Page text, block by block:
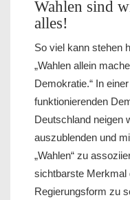
Wahlen sind
alles!
So viel kann stehen
„Wahlen allein
Demokratie.“ In
funktionierenden
Deutschland neigen
auszublenden und
„Wahlen“ zu
sichtbarste Merkmal
Regierungsform zu